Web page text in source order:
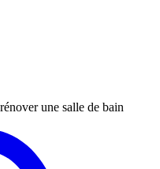
une salle de bain